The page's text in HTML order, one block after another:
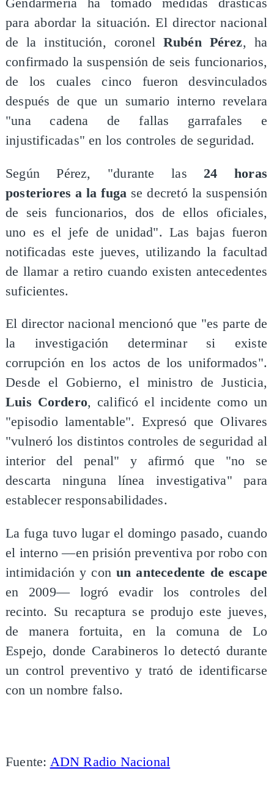
Gendarmería ha tomado medidas drásticas
para abordar la situación. El director nacional
de la institución, coronel Rubén Pérez, ha
confirmado la suspensión de seis funcionarios,
de los cuales cinco fueron desvinculados
después de que un sumario interno revelara
"una cadena de fallas garrafales e
injustificadas" en los controles de seguridad.
Según Pérez, "durante las 24 horas
posteriores a la fuga se decretó la suspensión
de seis funcionarios, dos de ellos oficiales,
uno es el jefe de unidad". Las bajas fueron
notificadas este jueves, utilizando la facultad
de llamar a retiro cuando existen antecedentes
suficientes.
El director nacional mencionó que "es parte de
la investigación determinar si existe
corrupción en los actos de los uniformados".
Desde el Gobierno, el ministro de Justicia,
Luis Cordero, calificó el incidente como un
"episodio lamentable". Expresó que Olivares
"vulneró los distintos controles de seguridad al
interior del penal" y afirmó que "no se
descarta ninguna línea investigativa" para
establecer responsabilidades.
La fuga tuvo lugar el domingo pasado, cuando
el interno —en prisión preventiva por robo con
intimidación y con un antecedente de escape
en 2009— logró evadir los controles del
recinto. Su recaptura se produjo este jueves,
de manera fortuita, en la comuna de Lo
Espejo, donde Carabineros lo detectó durante
un control preventivo y trató de identificarse
con un nombre falso.
Fuente: ADN Radio Nacional